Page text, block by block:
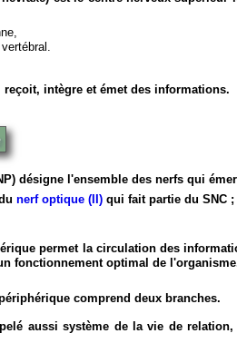
reçoit, intègre et émet des informations.
désigne l'ensemble des nerfs qui
nerf optique (II) qui fait partie du SNC ;
permet la circulation des
fonctionnement optimal de
comprend deux branches.
aussi système de la vie de relation,